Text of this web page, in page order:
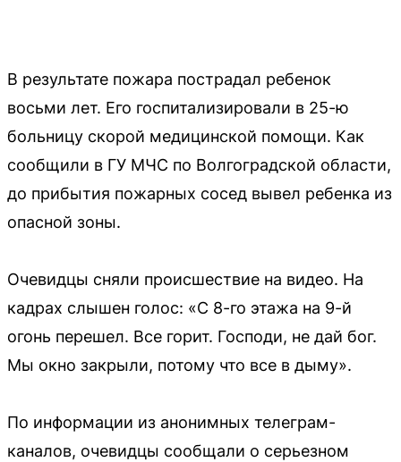
В результате пожара пострадал ребенок
восьми лет. Его госпитализировали в 25-ю
больницу скорой медицинской помощи. Как
сообщили в ГУ МЧС по Волгоградской области,
до прибытия пожарных сосед вывел ребенка из
опасной зоны.
Очевидцы сняли происшествие на видео. На
кадрах слышен голос: «С 8-го этажа на 9-й
огонь перешел. Все горит. Господи, не дай бог.
Мы окно закрыли, потому что все в дыму».
По информации из анонимных телеграм-
каналов, очевидцы сообщали о серьезном